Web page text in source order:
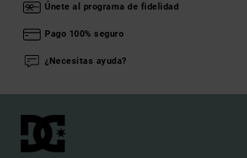
Únete al programa de fidelidad
Pago 100% seguro
¿Necesitas ayuda?